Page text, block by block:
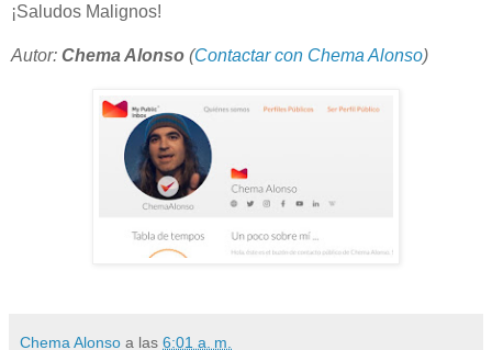
¡Saludos Malignos!
Autor: Chema Alonso (Contactar con Chema Alonso)
Chema Alonso a las 6:01 a. m.